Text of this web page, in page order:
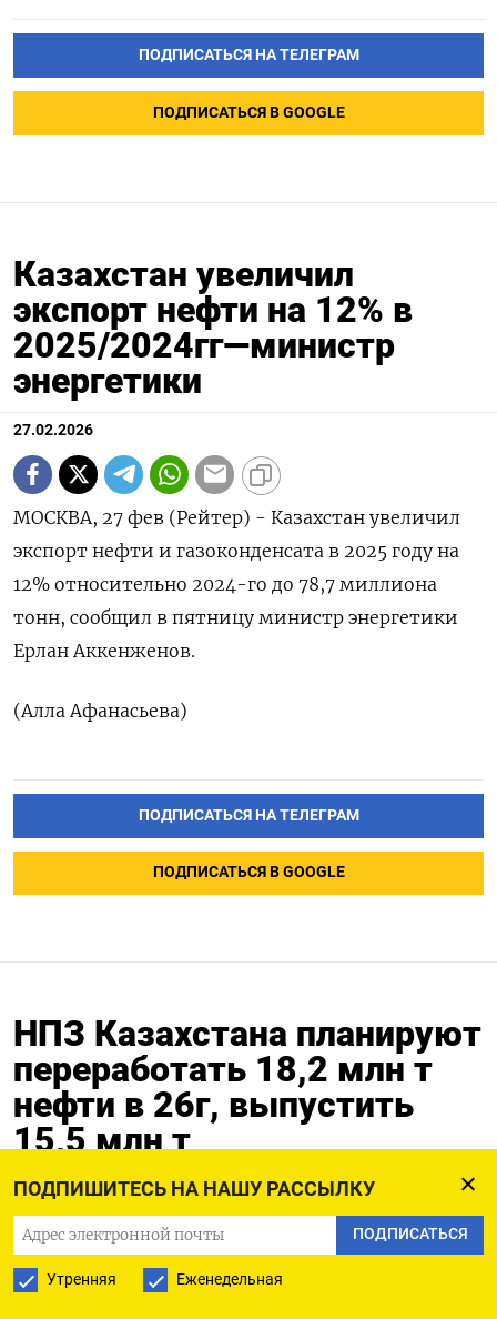
ПОДПИШИТЕСЬ НА НАШУ РАССЫЛКУ
ПОДПИСАТЬСЯ
Утренняя Еженедельная
ПОДПИСАТЬСЯ НА ТЕЛЕГРАМ
ПОДПИСАТЬСЯ В GOOGLE
Казахстан увеличил
экспорт нефти на 12% в
2025/2024гг—министр
энергетики
27.02.2026
МОСКВА, ‌27 ​фев (Рейтер) - ​Казахстан увеличил ​
экспорт нефти ⁠и ‌газоконденсата ‌в ​2025 ‌году ​на
‌12% относительно ​2024-го до ​78,7 ‌миллиона ​
тонн, сообщил ​в ⁠пятницу ‌министр ‌энергетики
Ерлан ​Аккенженов.
(Алла ‌Афанасьева)
ПОДПИСАТЬСЯ НА ТЕЛЕГРАМ
ПОДПИСАТЬСЯ В GOOGLE
НПЗ Казахстана планируют
переработать 18,2 млн т
нефти в 26г, выпустить
15,5 млн т
нефтепродуктов--
Минэнерго
27.02.2026